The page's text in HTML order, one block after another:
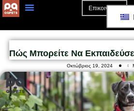
Επικοινωνία
Πώς Μπορείτε Να
Οκτώβριος 19, 2024